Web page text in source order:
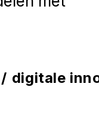
/ digitale